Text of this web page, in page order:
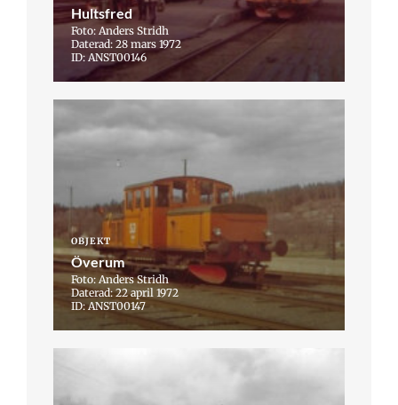
Hultsfred
Foto: Anders Stridh
Daterad: 28 mars 1972
ID: ANST00146
OBJEKT
Överum
Foto: Anders Stridh
Daterad: 22 april 1972
ID: ANST00147